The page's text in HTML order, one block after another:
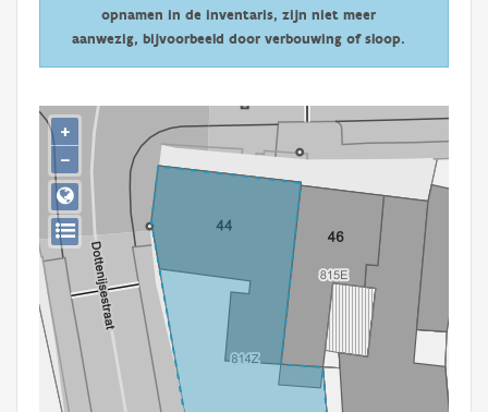
Downloads
Aanmelden
opnamen in de inventaris, zijn niet meer
aanwezig, bijvoorbeeld door verbouwing of sloop.
+
−